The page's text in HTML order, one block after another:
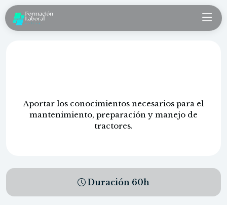
Aportar los conocimientos necesarios para el
mantenimiento, preparación y manejo de
tractores.
Duración 60h